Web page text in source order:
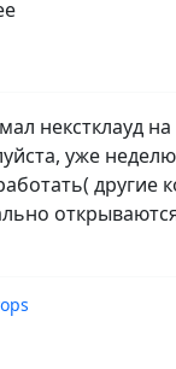
некстклауд на
уже
другие